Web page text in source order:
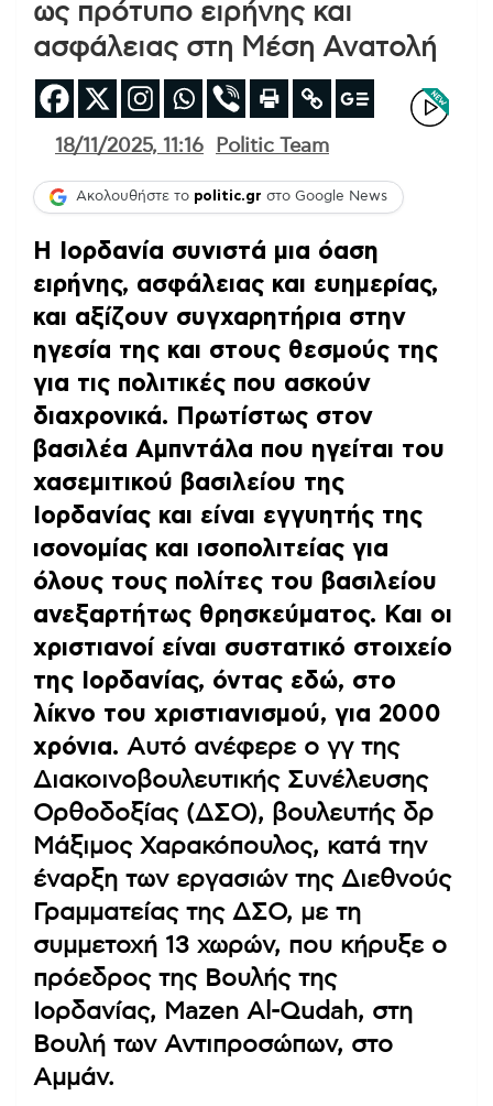
ως πρότυπο ειρήνης και
ασφάλειας στη Μέση Ανατολή
18/11/2025, 11:16 Politic Team
Ακολουθήστε το politic.gr στο Google News
Η Ιορδανία συνιστά μια όαση
ειρήνης, ασφάλειας και ευημερίας,
και αξίζουν συγχαρητήρια στην
ηγεσία της και στους θεσμούς της
για τις πολιτικές που ασκούν
διαχρονικά. Πρωτίστως στον
βασιλέα Αμπντάλα που ηγείται του
χασεμιτικού βασιλείου της
Ιορδανίας και είναι εγγυητής της
ισονομίας και ισοπολιτείας για
όλους τους πολίτες του βασιλείου
ανεξαρτήτως θρησκεύματος. Και οι
χριστιανοί είναι συστατικό στοιχείο
της Ιορδανίας, όντας εδώ, στο
λίκνο του χριστιανισμού, για 2000
χρόνια. Αυτό ανέφερε ο γγ της
Διακοινοβουλευτικής Συνέλευσης
Ορθοδοξίας (ΔΣΟ), βουλευτής δρ
Μάξιμος Χαρακόπουλος, κατά την
έναρξη των εργασιών της Διεθνούς
Γραμματείας της ΔΣΟ, με τη
συμμετοχή 13 χωρών, που κήρυξε ο
πρόεδρος της Βουλής της
Ιορδανίας, Mazen Al-Qudah, στη
Βουλή των Αντιπροσώπων, στο
Αμμάν.